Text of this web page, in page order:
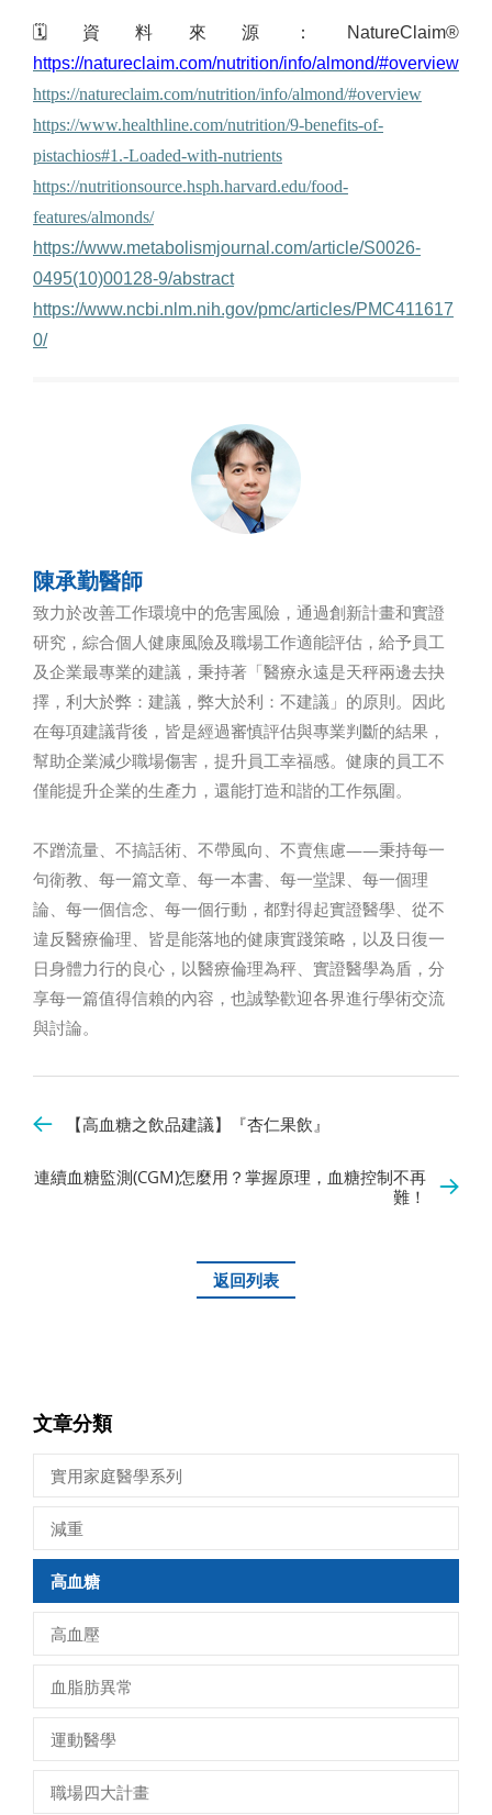
🗓 資料來源：
NatureClaim®
https://natureclaim.com/nutrition/info/almond/#overview
https://natureclaim.com/nutrition/info/almond/#overview
https://www.healthline.com/nutrition/9-benefits-of-
pistachios#1.-Loaded-with-nutrients
https://nutritionsource.hsph.harvard.edu/food-
features/almonds/
https://www.metabolismjournal.com/article/S0026-
0495(10)00128-9/abstract
https://www.ncbi.nlm.nih.gov/pmc/articles/PMC411617
0/
陳承勤醫師
致力於改善工作環境中的危害風險，通過創新計畫和實證
研究，綜合個人健康風險及職場工作適能評估，給予員工
及企業最專業的建議，秉持著「醫療永遠是天秤兩邊去抉
擇，利大於弊：建議，弊大於利：不建議」的原則。因此
在每項建議背後，皆是經過審慎評估與專業判斷的結果，
幫助企業減少職場傷害，提升員工幸福感。健康的員工不
僅能提升企業的生產力，還能打造和諧的工作氛圍。
不蹭流量、不搞話術、不帶風向、不賣焦慮——秉持每一
句衛教、每一篇文章、每一本書、每一堂課、每一個理
論、每一個信念、每一個行動，都對得起實證醫學、從不
違反醫療倫理、皆是能落地的健康實踐策略，以及日復一
日身體力行的良心，以醫療倫理為秤、實證醫學為盾，分
享每一篇值得信賴的內容，也誠摯歡迎各界進行學術交流
與討論。
【高血糖之飲品建議】『杏仁果飲』
連續血糖監測(CGM)怎麼用？掌握原理，血糖控制不再
難！
返回列表
文章分類
實用家庭醫學系列
減重
高血糖
高血壓
血脂肪異常
運動醫學
職場四大計畫